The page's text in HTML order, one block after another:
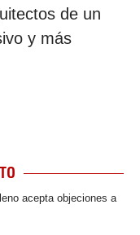
de un
y más
acepta objeciones a